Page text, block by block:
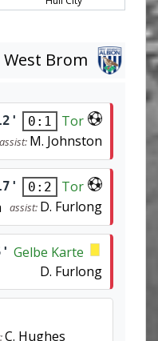
West Brom
0:1
Tor
assist: M. Johnston
0:2
Tor
assist: D. Furlong
Gelbe Karte
D. Furlong
C. Hughes